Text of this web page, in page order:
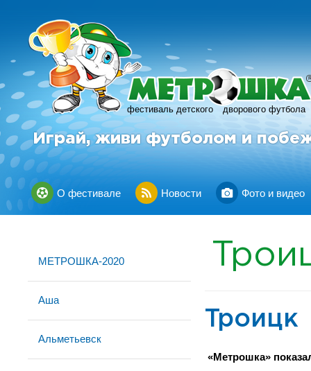
фестиваль детского дворового футбола
R
Играй, живи футболом и
О фестивале Новости Фото и видео
МЕТРОШКА-2020
Аша
Альметьевск
Троицк
«Метрошка»